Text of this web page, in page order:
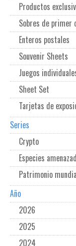
Productos
Sobres de primer
Enteros postales
Souvenir Sheets
Juegos
Sheet Set
Tarjetas de
Series
Crypto
Especies
Patrimonio
Año
2026
2025
2024